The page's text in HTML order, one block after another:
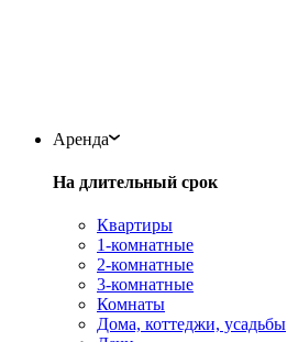
Аренда
На длительный срок
Квартиры
1-комнатные
2-комнатные
3-комнатные
Комнаты
Дома, коттеджи, усадьбы